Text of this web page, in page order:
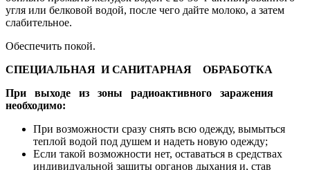
угля или белковой водой, после чего дайте молоко, а затем
слабительное.
Обеспечить покой.
СПЕЦИАЛЬНАЯ И САНИТАРНАЯ ОБРАБОТКА
При выходе из зоны радиоактивного заражения
необходимо:
При возможности сразу снять всю одежду, вымыться
теплой водой под душем и надеть новую одежду;
Если такой возможности нет, оставаться в средствах
индивидуальной защиты органов дыхания и, став